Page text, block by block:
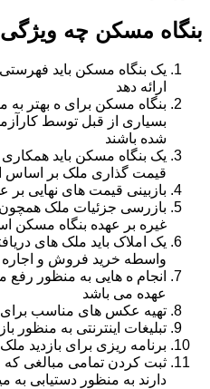
بنگاه مسکن چه ویژگی
یک بنگاه مسکن باید
ارائه دهد
بنگاه مسکن برای ه بهتر
بسیاری از قبل توسط
شده باشند
یک بنگاه مسکن باید
قیمت گذاری ملک بر اساس
بازبینی قیمت های نهایی
بازرسی جزئیات ملک همچون
غیره بر عهده بنگاه مسکن
یک املاک باید ملک های
واسطه خرید فروش و اجاره
انجام ه هایی به منظور رفع
عهده می باشد
تهیه عکس های مناسب
تبلیغات اینترنتی به منظور
برنامه ریزی برای بازدید
ثبت کردن تمامی مبالغی
دارند به منظور دستیابی